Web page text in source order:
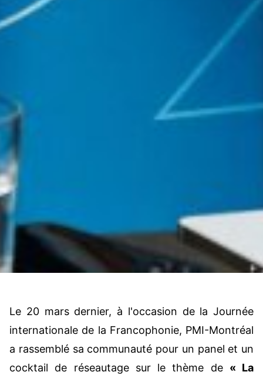
Le 20 mars dernier, à l'occasion de la Journée
internationale de la Francophonie, PMI-Montréal
a rassemblé sa communauté pour un panel et un
cocktail de réseautage sur le thème de « La